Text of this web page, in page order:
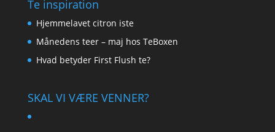
Te inspiration
Hjemmelavet citron iste
Månedens teer – maj hos TeBoxen
Hvad betyder First Flush te?
SKAL VI VÆRE VENNER?